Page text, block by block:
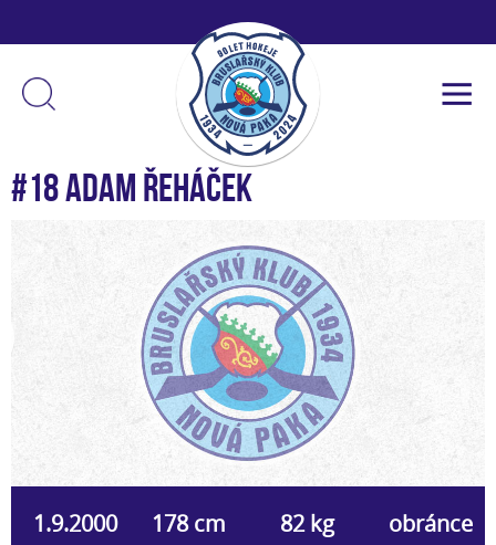
#18 Adam Řeháček
1.9.2000 178 cm 82 kg obránce